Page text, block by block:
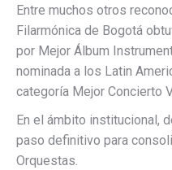
Entre muchos otros
Filarmónica de Bogotá
por Mejor Álbum
nominada a los Latin
categoría Mejor Concierto
En el ámbito institucional,
paso definitivo para
Orquestas.